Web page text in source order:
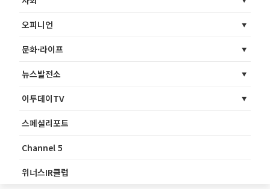
오피니언
문화·라이프
뉴스발전소
이투데이TV
스페셜리포트
Channel 5
위너스IR클럽